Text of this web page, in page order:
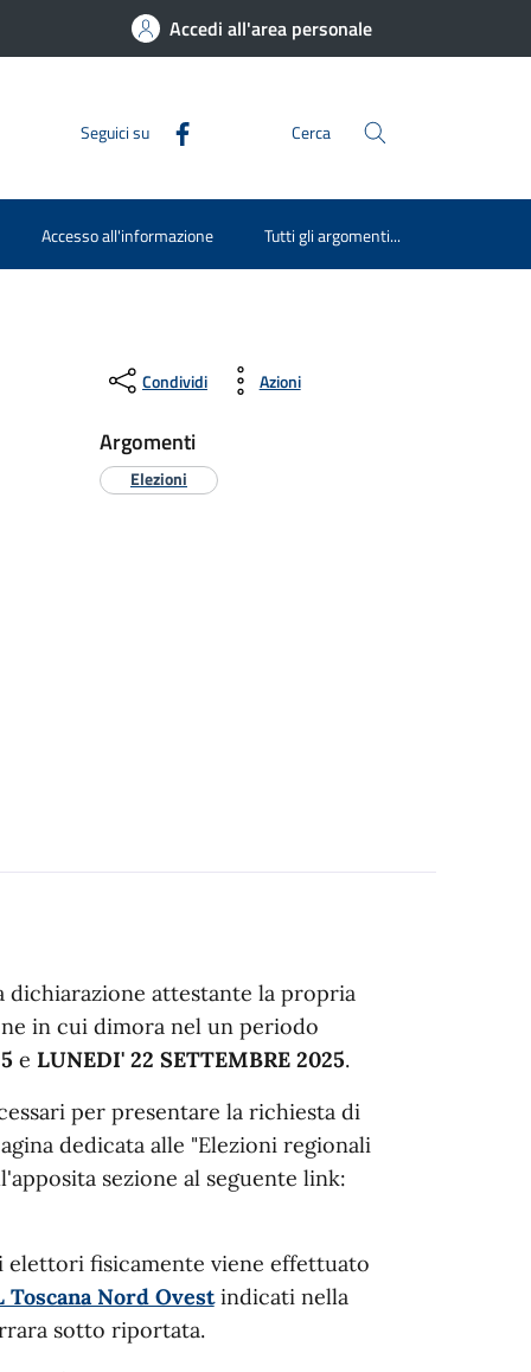
Accedi all'area personale
Seguici su Cerca
Accesso all'informazione Tutti gli argomenti...
Condividi Azioni
Argomenti
Elezioni
attestante la propria
in cui dimora nel un periodo
e LUNEDI' 22 SETTEMBRE 2025.
per presentare la richiesta di
dedicata alle "Elezioni regionali
sezione al seguente link:
fisicamente viene effettuato
Nord Ovest indicati nella
sotto riportata.